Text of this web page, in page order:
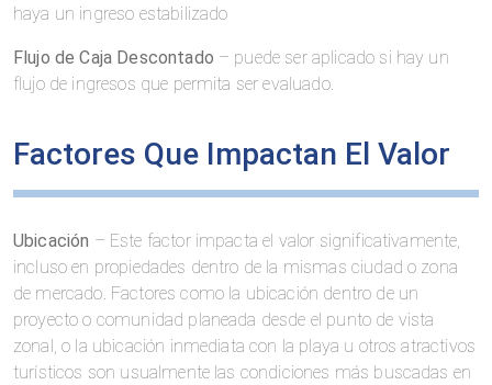
haya un ingreso estabilizado
Flujo de Caja Descontado – puede ser aplicado si hay un
flujo de ingresos que permita ser evaluado.
Factores Que Impactan El Valor
Ubicación – Este factor impacta el valor significativamente,
incluso en propiedades dentro de la mismas ciudad o zona
de mercado. Factores como la ubicación dentro de un
proyecto o comunidad planeada desde el punto de vista
zonal, o la ubicación inmediata con la playa u otros atractivos
turísticos son usualmente las condiciones más buscadas en